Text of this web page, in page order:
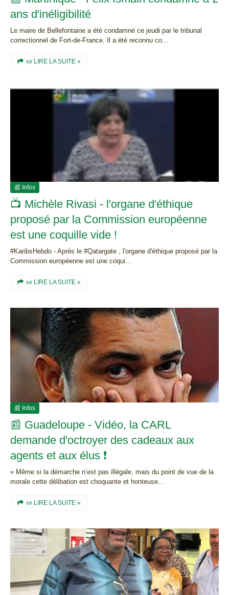
ans d'inéligibilité
Le maire de Bellefontaine a été condamné ce jeudi par le tribunal
correctionnel de Fort-de-France. Il a été reconnu co…
📜 LIRE LA SUITE »
📰 Infos
📺 Michèle Rivasi - l'organe d'éthique
proposé par la Commission européenne
est une coquille vide !
#KaribsHebdo - Après le #Qatargate , l'organe d'éthique proposé par la
Commission européenne est une coqui…
📜 LIRE LA SUITE »
📰 Infos
📰 Guadeloupe - Vidéo, la CARL
demande d'octroyer des cadeaux aux
agents et aux élus ❗
« Même si la démarche n’est pas illégale, mais du point de vue de la
morale cette délibation est choquante et honteuse…
📜 LIRE LA SUITE »